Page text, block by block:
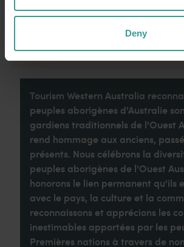
Deny
Tourism Western Australia
peuples aborigènes d'Australie
gardiens traditionnels de l'Ouest
rend hommage aux anciens,
présents. Nous célébrons la
peuples aborigènes de l'Ouest
honorons le lien permanent qu'ils
avec le pays, la culture et la
reconnaissons et apprécions les
inestimables apportées par les
Premières nations à travers de